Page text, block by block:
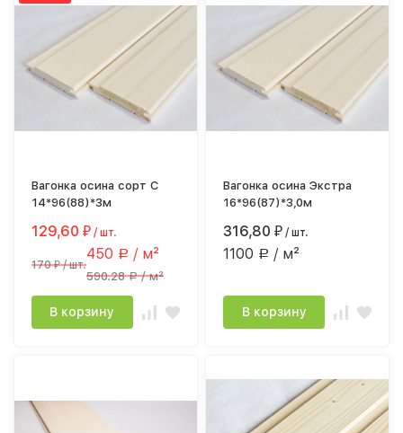
Вагонка осина сорт С
14*96(88)*3м
129,60₽ / шт.
170₽/ шт.
450 Р / м²
590.28Р / м²
В корзину
Вагонка осина Экстра
16*96(87)*3,0м
316,80₽ / шт.
1100 Р / м²
В корзину